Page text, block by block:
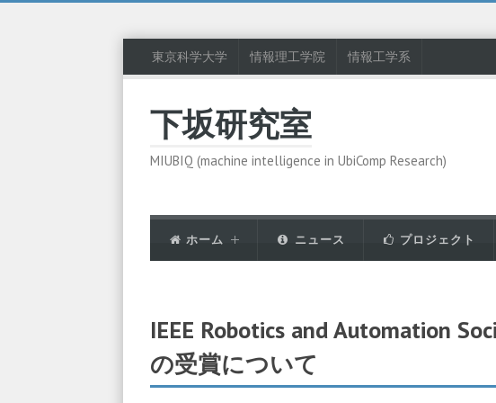
東京科学大学 情報理工学院 情報工学系
下坂研究室
MIUBIQ (machine intelligence in UbiComp Research)
ホーム ニュース プロジェクト
IEEE Robotics and Automation
の受賞について